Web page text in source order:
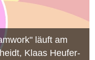
läuft am
Klaas Heufer-